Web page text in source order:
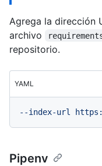
Agrega la dirección
archivo
repositorio.
YAML
--index-url
Pipenv